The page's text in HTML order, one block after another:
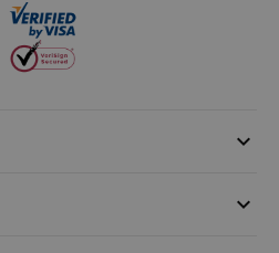
keyboard_arrow_down
keyboard_arrow_down